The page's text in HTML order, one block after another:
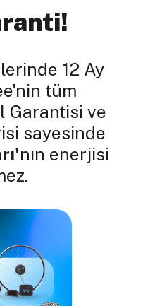
12 Ay
tüm
Garantisi ve
sayesinde
nın enerjisi